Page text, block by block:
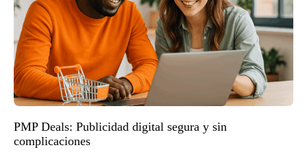
PMP Deals: Publicidad digital segura y sin
complicaciones